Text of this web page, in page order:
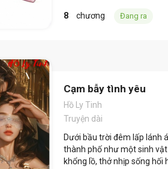
8 chương Đang ra
Cạm bẫy tình yêu
Hồ Ly Tinh
Truyện dài
Dưới bầu trời đêm lấp lánh
thành phố như một sinh
khổng lồ, thở nhịp sống hối